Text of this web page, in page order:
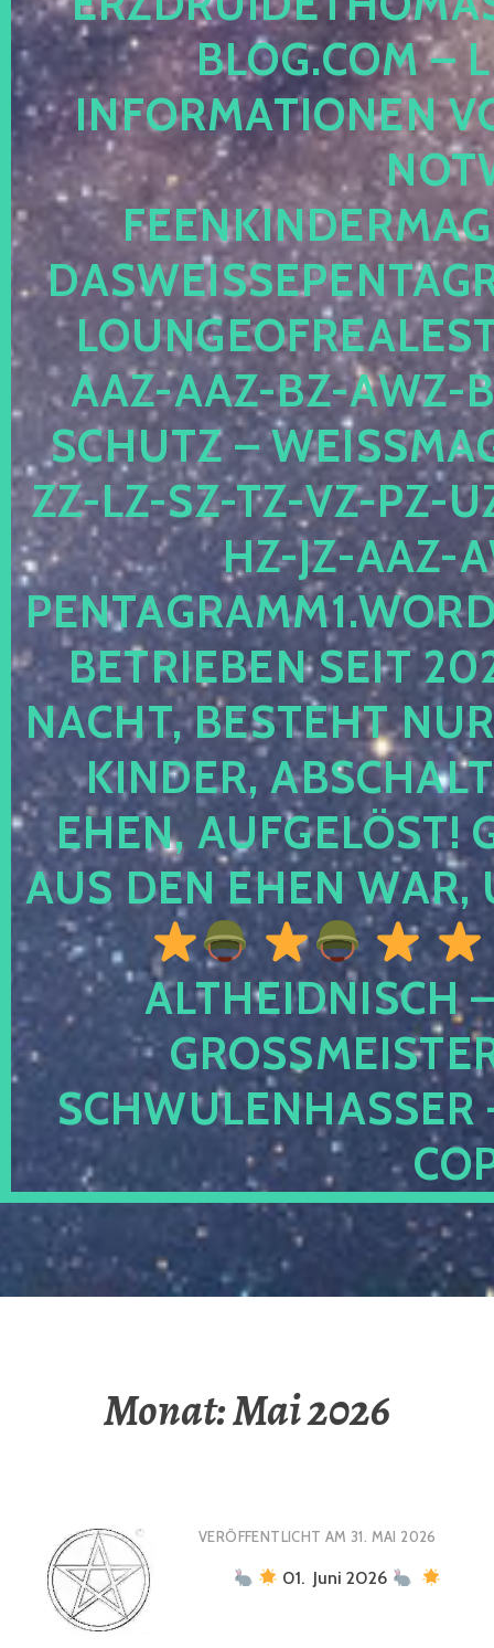
LOG.COM –
NFORMATIONEN
AZ-AAZ-BZ-AWZ-
CHUTZ –
-LZ-SZ-TZ-VZ-PZ-UZ-
-JZ-AAZ-
TRIEBEN SEIT 2024
CHT, BESTEHT NUR
NDER,
EN, AUFGELÖST!
S DEN EHEN WAR,
ALTHEIDNISCH
CHWULENHASSER
Monat:Mai 2026
VERÖFFENTLICHT AM 31. MAI 2026
01. Juni 2026